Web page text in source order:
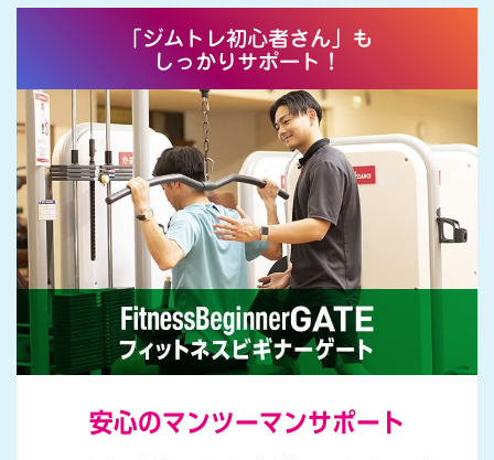
を
も
っ
と
楽
し
も
う
！
「ジムトレ初心者さん」も
しっかりサポート！
安心のマンツーマンサポート